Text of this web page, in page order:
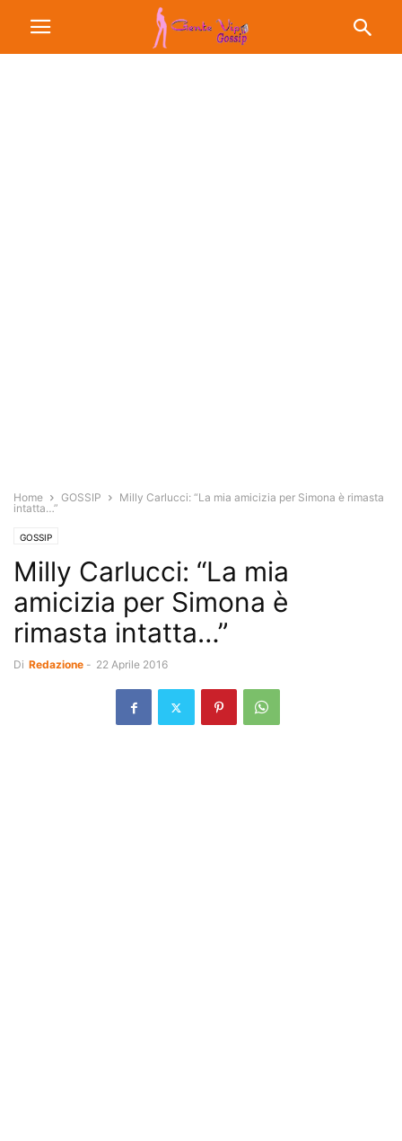
Home GOSSIP
Milly Carlucci: “La mia amicizia per Simona è rimasta
intatta…”
GOSSIP
Milly Carlucci: “La mia
amicizia per Simona è
rimasta intatta…”
Di Redazione - 22 Aprile 2016